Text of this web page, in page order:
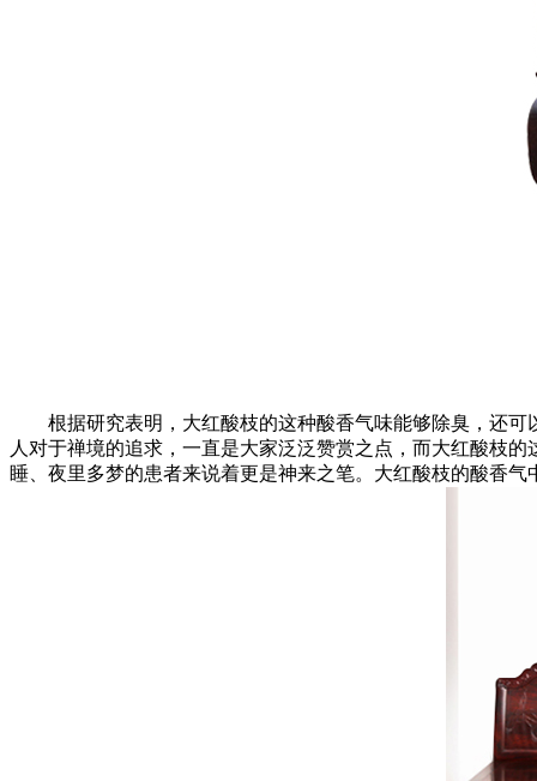
根据研究表明，大红酸枝的这种酸香气味能够除臭，还可
人对于禅境的追求，一直是大家泛泛赞赏之点，而大红酸枝
睡、夜里多梦的患者来说着更是神来之笔。大红酸枝的酸香